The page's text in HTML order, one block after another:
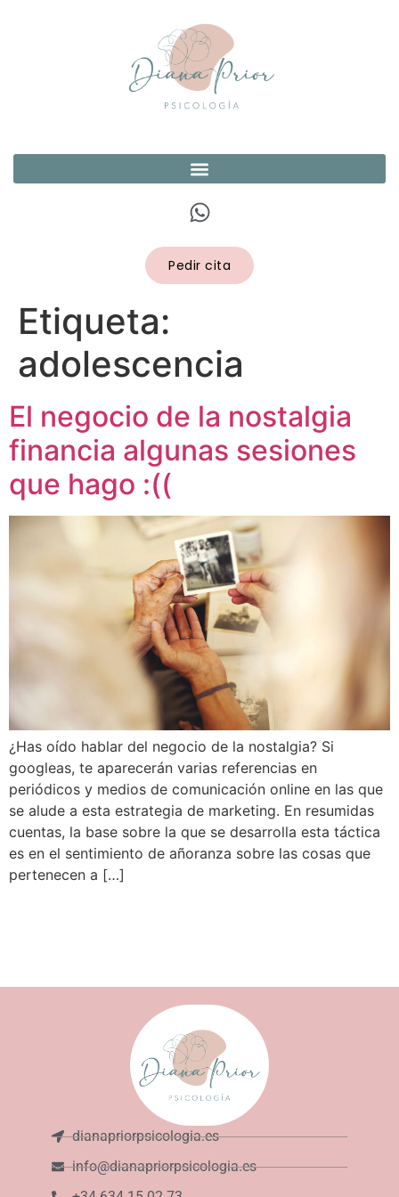
Pedir cita
Etiqueta:
adolescencia
El negocio de la nostalgia
financia algunas sesiones
que hago :((
¿Has oído hablar del negocio de la nostalgia? Si
googleas, te aparecerán varias referencias en
periódicos y medios de comunicación online en las que
se alude a esta estrategia de marketing. En resumidas
cuentas, la base sobre la que se desarrolla esta táctica
es en el sentimiento de añoranza sobre las cosas que
pertenecen a […]
dianapriorpsicologia.es
info@dianapriorpsicologia.es